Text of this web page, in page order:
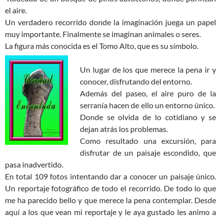
el aire.
Un verdadero recorrido donde la imaginación juega un papel
muy importante. Finalmente se imaginan animales o seres.
La figura más conocida es el Tomo Alto, que es su símbolo.
Un lugar de los que merece la pena ir y
conocer, disfrutando del entorno.
Además del paseo, el aire puro de la
serranía hacen de ello un entorno único.
Donde se olvida de lo cotidiano y se
dejan atrás los problemas.
Como resultado una excursión, para
disfrutar de un paisaje escondido, que
pasa inadvertido.
En total 109 fotos intentando dar a conocer un paisaje único.
Un reportaje fotográfico de todo el recorrido. De todo lo que
me ha parecido bello y que merece la pena contemplar. Desde
aquí a los que vean mi reportaje y le aya gustado les animo a